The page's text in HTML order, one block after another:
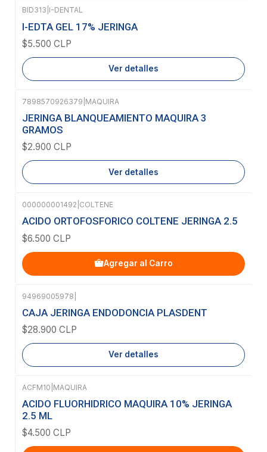
Agotado
BID313 I-DENTAL
I-EDTA GEL 17% JERINGA
$5.500 CLP
Ver detalles
Agotado
7898570926379 MAQUIRA
JERINGA BLANQUEAMIENTO MAQUIRA 3
GRAMOS
$2.900 CLP
Ver detalles
000000001492 COLTENE
ACIDO ORTOFOSFORICO COLTENE JERINGA 2.5
$6.500 CLP
Agregar al Carro
Agotado
94969005978
CAJA JERINGA ENDODONCIA PLASDENT
$28.900 CLP
Ver detalles
ACFM10 MAQUIRA
ACIDO FLUORHIDRICO MAQUIRA 10% JERINGA
2.5 ML
$4.500 CLP